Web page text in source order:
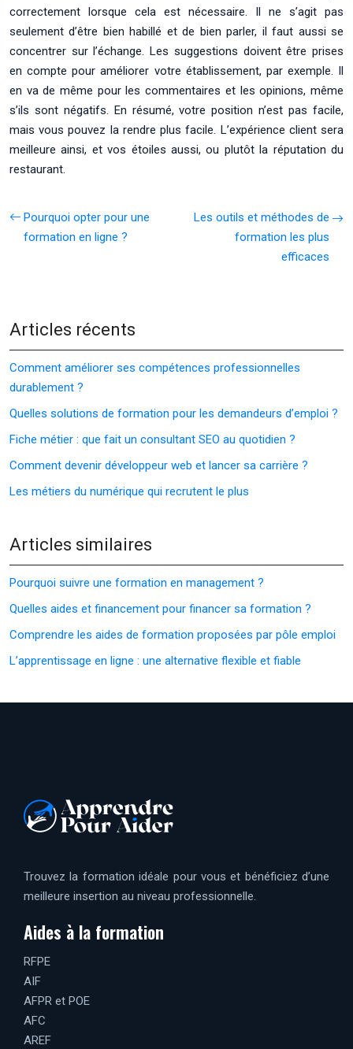
correctement lorsque cela est nécessaire. Il ne s’agit pas
seulement d’être bien habillé et de bien parler, il faut aussi se
concentrer sur l’échange. Les suggestions doivent être prises
en compte pour améliorer votre établissement, par exemple. Il
en va de même pour les commentaires et les opinions, même
s’ils sont négatifs. En résumé, votre position n’est pas facile,
mais vous pouvez la rendre plus facile. L’expérience client sera
meilleure ainsi, et vos étoiles aussi, ou plutôt la réputation du
restaurant.
Pourquoi opter pour une
formation en ligne ?
Les outils et méthodes de
formation les plus
efficaces
Articles récents
Comment améliorer ses compétences professionnelles
durablement ?
Quelles solutions de formation pour les demandeurs d’emploi ?
Fiche métier : que fait un consultant SEO au quotidien ?
Comment devenir développeur web et lancer sa carrière ?
Les métiers du numérique qui recrutent le plus
Articles similaires
Pourquoi suivre une formation en management ?
Quelles aides et financement pour financer sa formation ?
Comprendre les aides de formation proposées par pôle emploi
L’apprentissage en ligne : une alternative flexible et fiable
Trouvez la formation idéale pour vous et bénéficiez d’une
meilleure insertion au niveau professionnelle.
Aides à la formation
RFPE
AIF
AFPR et POE
AFC
AREF